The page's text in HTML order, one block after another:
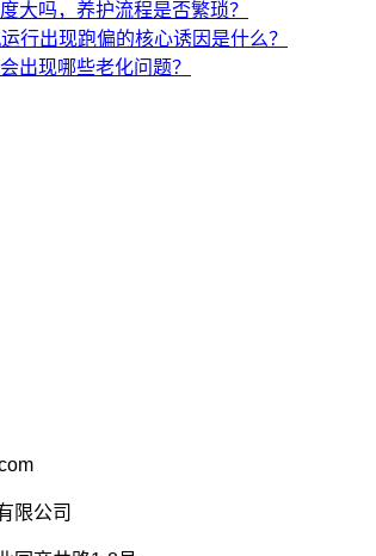
大吗，养护流程是否繁琐？
行出现跑偏的核心诱因是什么？
出现哪些老化问题？
限公司